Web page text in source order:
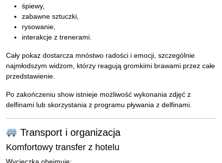
śpiewy,
zabawne sztuczki,
rysowanie,
interakcje z trenerami.
Cały pokaz dostarcza mnóstwo radości i emocji, szczególnie
najmłodszym widzom, którzy reagują gromkimi brawami przez całe
przedstawienie.
Po zakończeniu show istnieje możliwość wykonania zdjęć z
delfinami lub skorzystania z programu pływania z delfinami.
Transport i organizacja
Komfortowy transfer z hotelu
Wycieczka obejmuje: